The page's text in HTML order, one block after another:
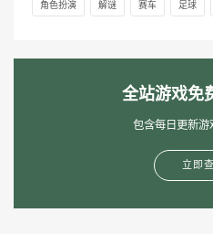
角色扮演 解谜 赛车 足球
全站游戏免
包含每日更新游
立即